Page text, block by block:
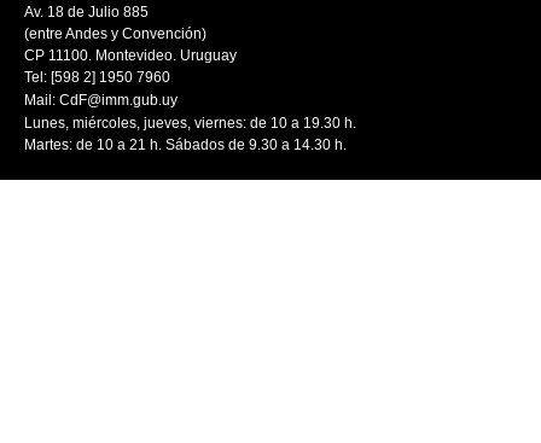
Av. 18 de Julio 885
(entre Andes y Convención)
CP 11100. Montevideo. Uruguay
Tel: [598 2] 1950 7960
Mail: CdF@imm.gub.uy
Lunes, miércoles, jueves, viernes: de 10 a 19.30 h.
Martes: de 10 a 21 h. Sábados de 9.30 a 14.30 h.